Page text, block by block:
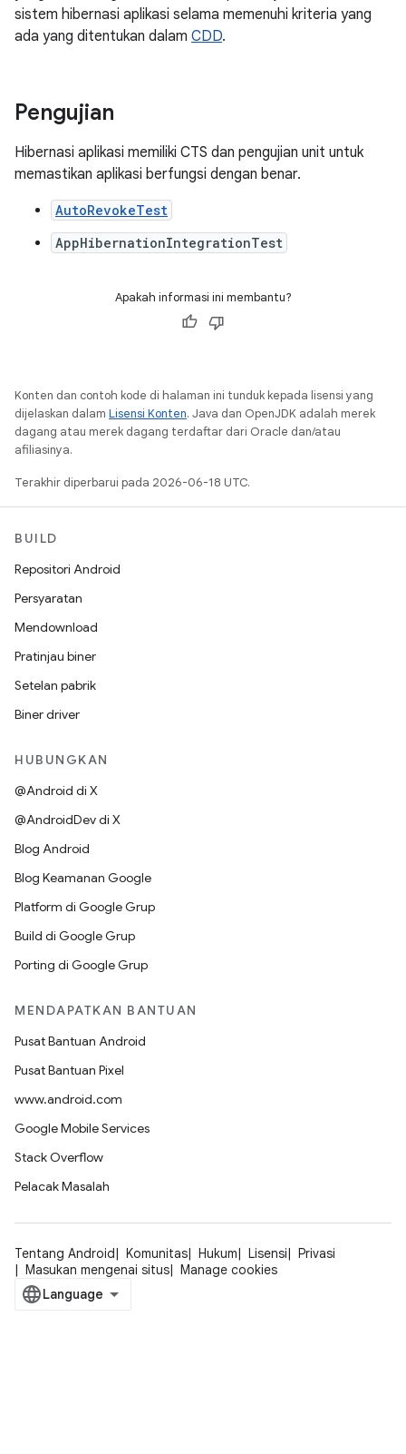
sistem hibernasi aplikasi selama memenuhi kriteria yang
ada yang ditentukan dalam CDD.
Pengujian
Hibernasi aplikasi memiliki CTS dan pengujian unit untuk
memastikan aplikasi berfungsi dengan benar.
AutoRevokeTest
AppHibernationIntegrationTest
Apakah informasi ini membantu?
Konten dan contoh kode di halaman ini tunduk kepada lisensi yang
dijelaskan dalam Lisensi Konten. Java dan OpenJDK adalah merek
dagang atau merek dagang terdaftar dari Oracle dan/atau
afiliasinya.
Terakhir diperbarui pada 2026-06-18 UTC.
BUILD
Repositori Android
Persyaratan
Mendownload
Pratinjau biner
Setelan pabrik
Biner driver
HUBUNGKAN
@Android di X
@AndroidDev di X
Blog Android
Blog Keamanan Google
Platform di Google Grup
Build di Google Grup
Porting di Google Grup
MENDAPATKAN BANTUAN
Pusat Bantuan Android
Pusat Bantuan Pixel
www.android.com
Google Mobile Services
Stack Overflow
Pelacak Masalah
Tentang Android Komunitas Hukum Lisensi
Privasi
Masukan mengenai situs
Manage cookies